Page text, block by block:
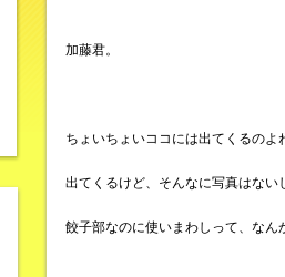
加藤君。
ちょいちょいココには出てくるのよ
出てくるけど、そんなに写真はな
餃子部なのに使いまわしって、なん